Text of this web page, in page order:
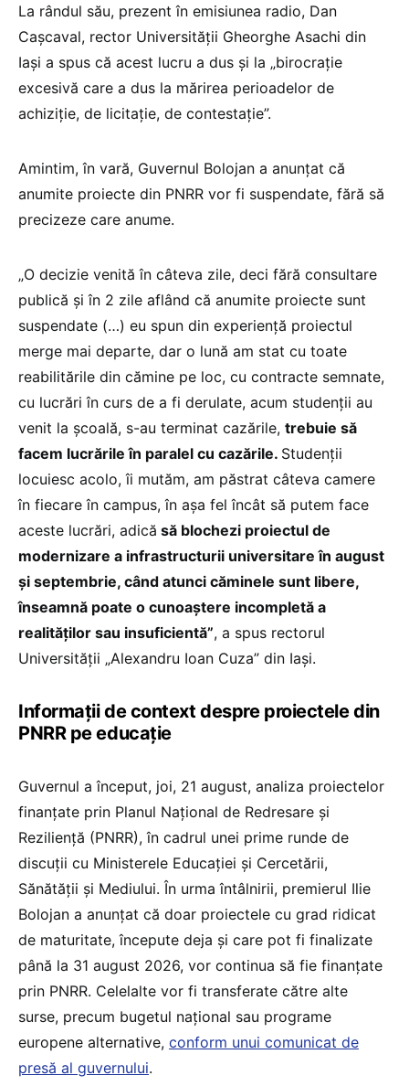
La rândul său, prezent în emisiunea radio, Dan
Cașcaval, rector Universității Gheorghe Asachi din
Iași a spus că acest lucru a dus și la „birocrație
excesivă care a dus la mărirea perioadelor de
achiziție, de licitație, de contestație”.
Amintim, în vară, Guvernul Bolojan a anunțat că
anumite proiecte din PNRR vor fi suspendate, fără să
precizeze care anume.
„O decizie venită în câteva zile, deci fără consultare
publică și în 2 zile aflând că anumite proiecte sunt
suspendate (…) eu spun din experiență proiectul
merge mai departe, dar o lună am stat cu toate
reabilitările din cămine pe loc, cu contracte semnate,
cu lucrări în curs de a fi derulate, acum studenții au
venit la școală, s-au terminat cazările, trebuie să
facem lucrările în paralel cu cazările. Studenții
locuiesc acolo, îi mutăm, am păstrat câteva camere
în fiecare în campus, în așa fel încât să putem face
aceste lucrări, adică să blochezi proiectul de
modernizare a infrastructurii universitare în august
și septembrie, când atunci căminele sunt libere,
înseamnă poate o cunoaștere incompletă a
realităților sau insuficientă”, a spus rectorul
Universității „Alexandru Ioan Cuza” din Iași.
Informații de context despre proiectele din
PNRR pe educație
Guvernul a început, joi, 21 august, analiza proiectelor
finanțate prin Planul Național de Redresare și
Reziliență (PNRR), în cadrul unei prime runde de
discuții cu Ministerele Educației și Cercetării,
Sănătății și Mediului. În urma întâlnirii, premierul Ilie
Bolojan a anunțat că doar proiectele cu grad ridicat
de maturitate, începute deja și care pot fi finalizate
până la 31 august 2026, vor continua să fie finanțate
prin PNRR. Celelalte vor fi transferate către alte
surse, precum bugetul național sau programe
europene alternative, conform unui comunicat de
presă al guvernului.